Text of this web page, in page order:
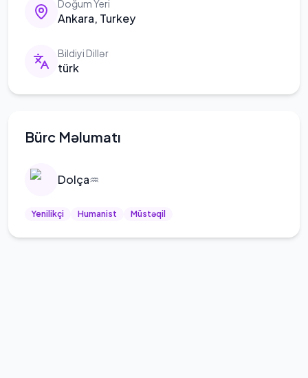
Doğum Yeri
Ankara, Turkey
Bildiyi Dillər
türk
Bürc Məlumatı
Dolça♒
Yenilikçi Humanist Müstəqil